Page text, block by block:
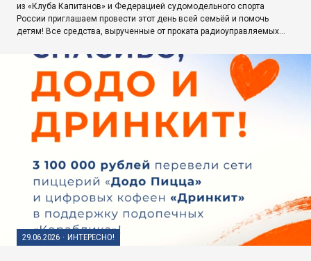
из «Клуба Капитанов» и Федерацией судомодельного спорта
России приглашаем провести этот день всей семьёй и помочь
детям! Все средства, вырученные от проката радиоуправляемых…
29.06.2026 · ИНТЕРЕСНО!